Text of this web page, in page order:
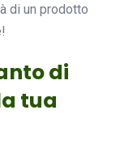
di un prodotto
di
tua